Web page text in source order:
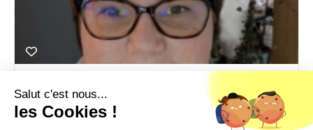
Estelle
DAF à temps partagé - PME et international
Salut c'est nous...
les Cookies !